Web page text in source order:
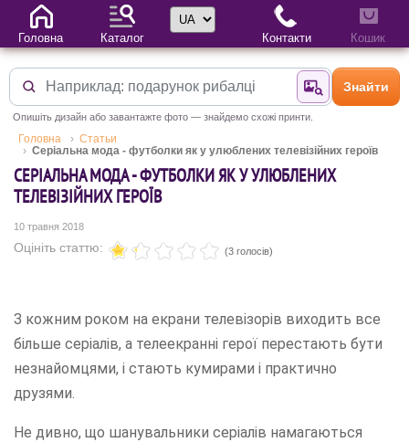
Знайти за
Знайти
Опишіть дизайн або завантажте фото — знайдемо схожі принти.
Головна
Статьи
Серіальна мода - футболки як у улюблених телевізійних героїв
СЕРІАЛЬНА МОДА - ФУТБОЛКИ ЯК У УЛЮБЛЕНИХ
ТЕЛЕВІЗІЙНИХ ГЕРОЇВ
10 травня 2018
Оцініть статтю: (3 голосів)
З кожним роком на екрани телевізорів виходить все
більше серіалів, а телеекранні герої перестають бути
незнайомцями, і стають кумирами і практично
друзями.
Не дивно, що шанувальники серіалів намагаються
Головна Каталог
Вибір мови
Контакти Кошик